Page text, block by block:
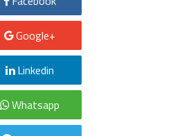
Google+
Linkedin
Whatsapp